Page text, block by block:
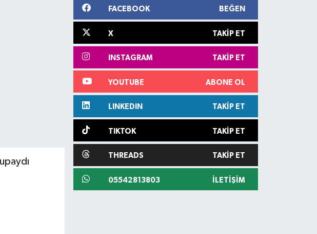
FACEBOOK BEĞEN
X TAKIP ET
INSTAGRAM TAKIP ET
YOUTUBE ABONE OL
LINKEDIN TAKIP ET
TIKTOK TAKIP ET
THREADS TAKIP ET
05542813803 İLETIŞIM